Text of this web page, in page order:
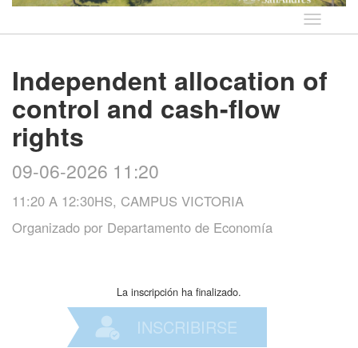
Idioma
Independent allocation of
control and cash-flow
rights
09-06-2026 11:20
11:20 A 12:30HS, CAMPUS VICTORIA
Organizado por Departamento de Economía
La inscripción ha finalizado.
INSCRIBIRSE